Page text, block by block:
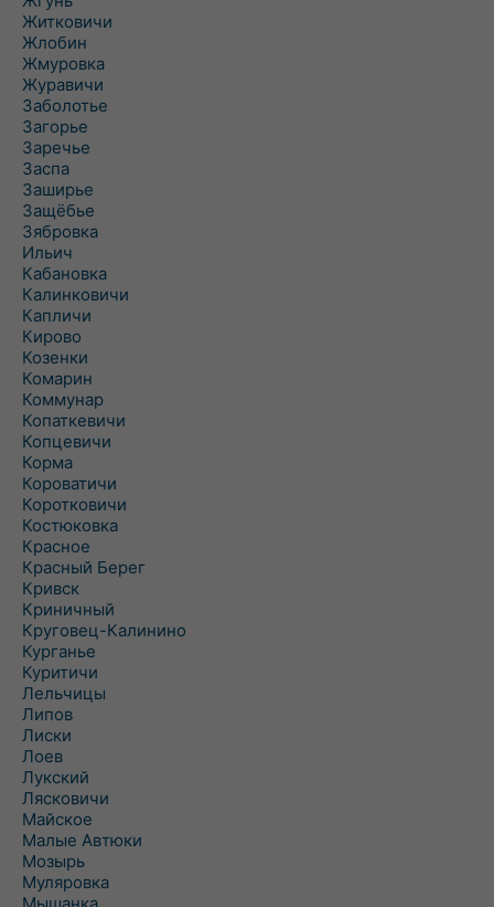
Житковичи
Жлобин
Жмуровка
Журавичи
Заболотье
Загорье
Заречье
Заспа
Заширье
Защёбье
Зябровка
Ильич
Кабановка
Калинковичи
Капличи
Кирово
Козенки
Комарин
Коммунар
Копаткевичи
Копцевичи
Корма
Короватичи
Коротковичи
Костюковка
Красное
Красный Берег
Кривск
Криничный
Круговец-Калинино
Курганье
Куритичи
Лельчицы
Липов
Лиски
Лоев
Лукский
Лясковичи
Майское
Малые Автюки
Мозырь
Муляровка